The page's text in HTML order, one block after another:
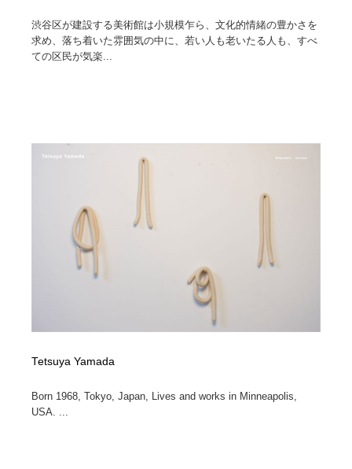
渋谷区が建設する美術館は小規模乍ら、文化的情緒の豊かさを
求め、落ち着いた雰囲気の中に、若い人も老いたる人も、すべ
ての区民が気楽...
Tetsuya Yamada
Born 1968, Tokyo, Japan, Lives and works in Minneapolis,
USA. ...